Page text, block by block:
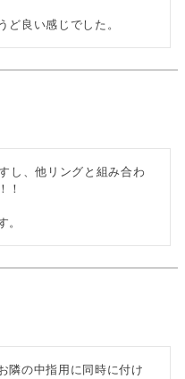
ど良い感じでした。
し、他リングと組み合わ
！
。
隣の中指用に同時に付け